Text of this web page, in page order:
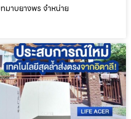
มาบยางพร จำหน่าย